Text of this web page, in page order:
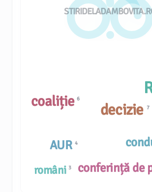
români 3
AUR 4
decizie 7
conferință de
coaliție6